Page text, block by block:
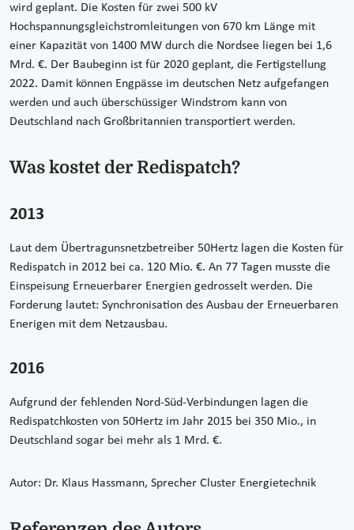
wird geplant. Die Kosten für zwei 500 kV
Hochspannungsgleichstromleitungen von 670 km Länge mit
einer Kapazität von 1400 MW durch die Nordsee liegen bei 1,6
Mrd. €. Der Baubeginn ist für 2020 geplant, die Fertigstellung
2022. Damit können Engpässe im deutschen Netz aufgefangen
werden und auch überschüssiger Windstrom kann von
Deutschland nach Großbritannien transportiert werden.
Was kostet der Redispatch?
2013
Laut dem Übertragunsnetzbetreiber 50Hertz lagen die Kosten für
Redispatch in 2012 bei ca. 120 Mio. €. An 77 Tagen musste die
Einspeisung Erneuerbarer Energien gedrosselt werden. Die
Forderung lautet: Synchronisation des Ausbau der Erneuerbaren
Enerigen mit dem Netzausbau.
2016
Aufgrund der fehlenden Nord-Süd-Verbindungen lagen die
Redispatchkosten von 50Hertz im Jahr 2015 bei 350 Mio., in
Deutschland sogar bei mehr als 1 Mrd. €.
Autor: Dr. Klaus Hassmann, Sprecher Cluster Energietechnik